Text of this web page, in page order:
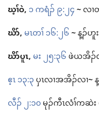
ဃ့ၢ်ဝဲ,၁ ကရံၣ်​ ၉:၂၄~လၢ​
ဃိာ်,မၤတၢ် ၁၆:၂၆~န့ၣ်​ဟူ
ဃိာ်ပူၤ,မး ၂၅:၃၆ဖဲ​ယ​အိၣ်​
ဧ့ၤ ၁၃:၃ပှၤလၢ​အ​အိၣ်​လၢ~
လီၣ်​ ၂:၁၀မုၣ်ကီၤလံၢ်​က​ဆဲး